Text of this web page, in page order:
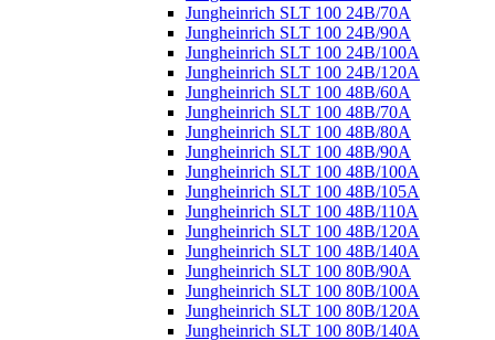
Jungheinrich SLT 100 24B/70A
Jungheinrich SLT 100 24B/90A
Jungheinrich SLT 100 24B/100A
Jungheinrich SLT 100 24B/120A
Jungheinrich SLT 100 48B/60A
Jungheinrich SLT 100 48B/70A
Jungheinrich SLT 100 48B/80A
Jungheinrich SLT 100 48B/90A
Jungheinrich SLT 100 48B/100A
Jungheinrich SLT 100 48B/105A
Jungheinrich SLT 100 48B/110A
Jungheinrich SLT 100 48B/120A
Jungheinrich SLT 100 48B/140A
Jungheinrich SLT 100 80B/90A
Jungheinrich SLT 100 80B/100A
Jungheinrich SLT 100 80B/120A
Jungheinrich SLT 100 80B/140A